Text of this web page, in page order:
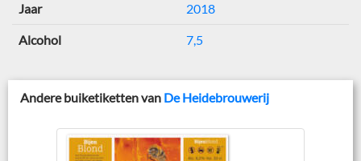
Jaar 2018
Alcohol 7,5
Andere buiketiketten van De Heidebrouwerij